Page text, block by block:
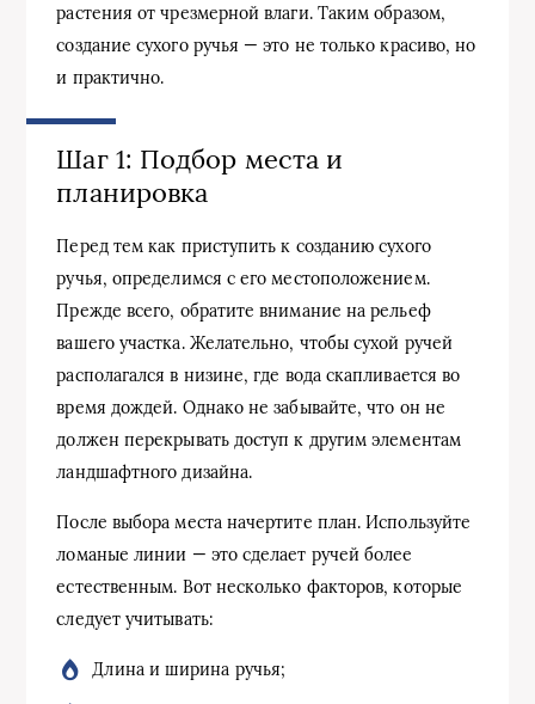
растения от чрезмерной влаги. Таким образом,
создание сухого ручья — это не только красиво, но
и практично.
Шаг 1: Подбор места и
планировка
Перед тем как приступить к созданию сухого
ручья, определимся с его местоположением.
Прежде всего, обратите внимание на рельеф
вашего участка. Желательно, чтобы сухой ручей
располагался в низине, где вода скапливается во
время дождей. Однако не забывайте, что он не
должен перекрывать доступ к другим элементам
ландшафтного дизайна.
После выбора места начертите план. Используйте
ломаные линии — это сделает ручей более
естественным. Вот несколько факторов, которые
следует учитывать:
Длина и ширина ручья;